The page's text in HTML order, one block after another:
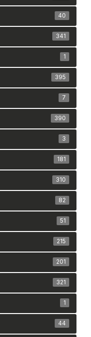
40
341
1
395
7
390
3
181
310
82
51
215
201
321
1
44